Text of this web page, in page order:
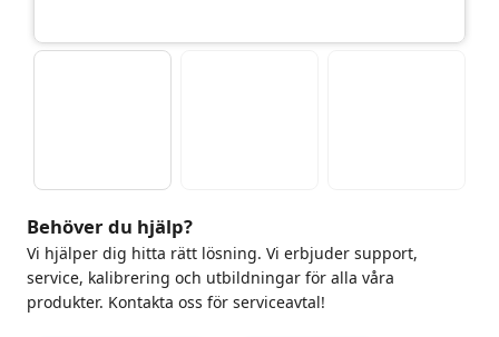
Behöver du hjälp?
Vi hjälper dig hitta rätt lösning. Vi erbjuder support,
service, kalibrering och utbildningar för alla våra
produkter. Kontakta oss för serviceavtal!